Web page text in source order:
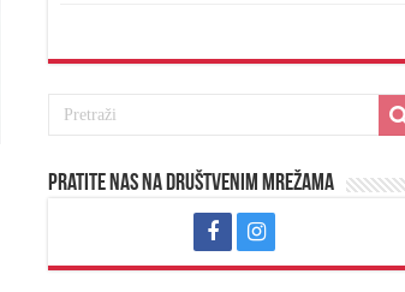
Pratite nas na društvenim mrežama